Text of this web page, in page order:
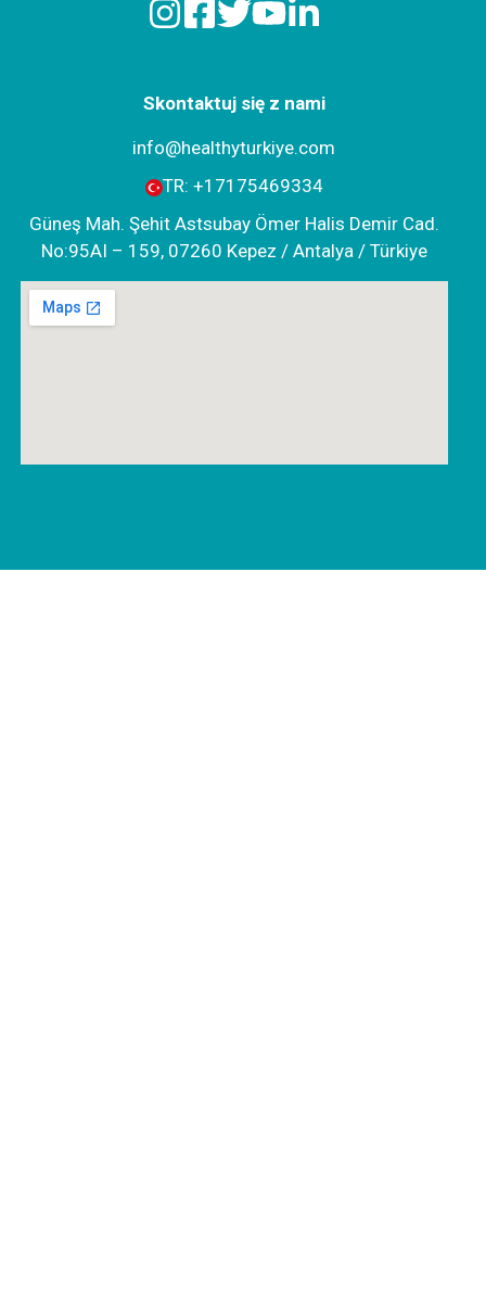
Skontaktuj się z nami
info@healthyturkiye.com
TR: +‪17175469334‬
Güneş Mah. Şehit Astsubay Ömer Halis Demir Cad.
No:95AI – 159, 07260 Kepez / Antalya / Türkiye